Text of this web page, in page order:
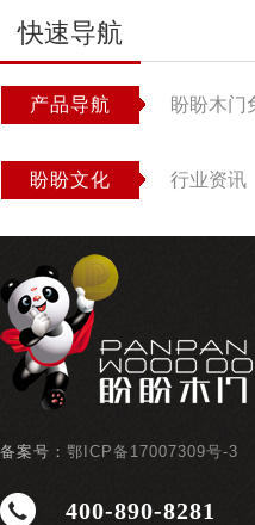
快速导航
产品导航 盼盼木门
盼盼文化 行业资讯
备案号： 鄂ICP备17007309号-3
400-890-8281